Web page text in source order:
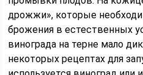
дрожжи», которые
брожения в естественных
винограда на терне мало
некоторых рецептах для